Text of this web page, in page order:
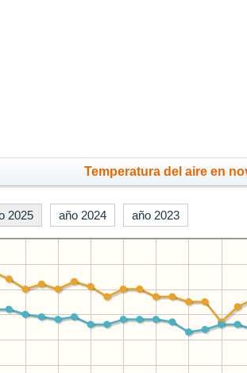
Temperatura del aire en
2025 año 2024 año 2023